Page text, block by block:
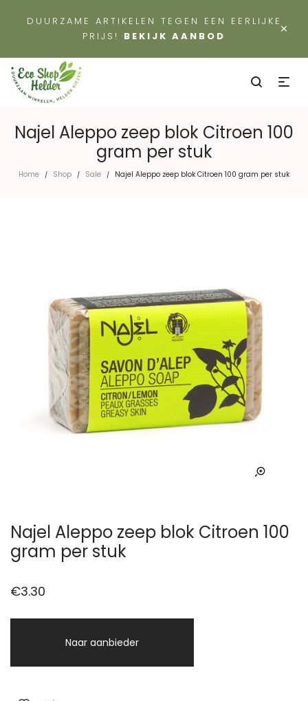
×
DUURZAME ARTIKELEN TEGEN EEN EERLIJKE
PRIJS! BEKIJK AANBOD
Najel Aleppo zeep blok Citroen 100
gram per stuk
Home / Shop / Sale / Najel Aleppo zeep blok Citroen 100 gram per stuk
Najel Aleppo zeep blok Citroen 100
gram per stuk
€3.30
Naar aanbieder